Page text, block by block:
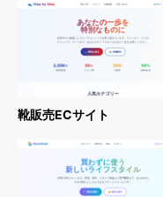
靴販売ECサイト